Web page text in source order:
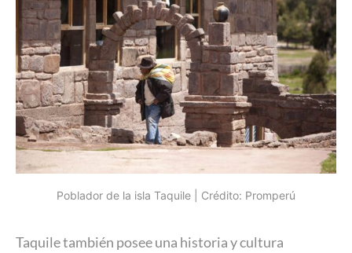
Poblador de la isla Taquile | Crédito: Promperú
Taquile también posee una historia y cultura